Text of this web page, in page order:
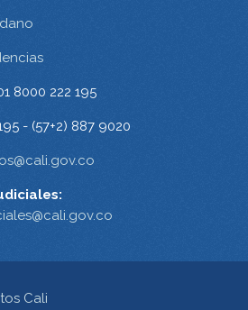
8000 222 195
- (57+2) 887 9020
Cali